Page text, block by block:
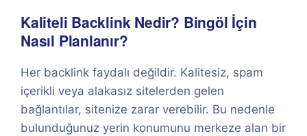
Kaliteli Backlink Nedir? Bingöl İçin
Nasıl Planlanır?
Her backlink faydalı değildir. Kalitesiz, spam
içerikli veya alakasız sitelerden gelen
bağlantılar, sitenize zarar verebilir. Bu nedenle
bulunduğunuz yerin konumunu merkeze alan bir